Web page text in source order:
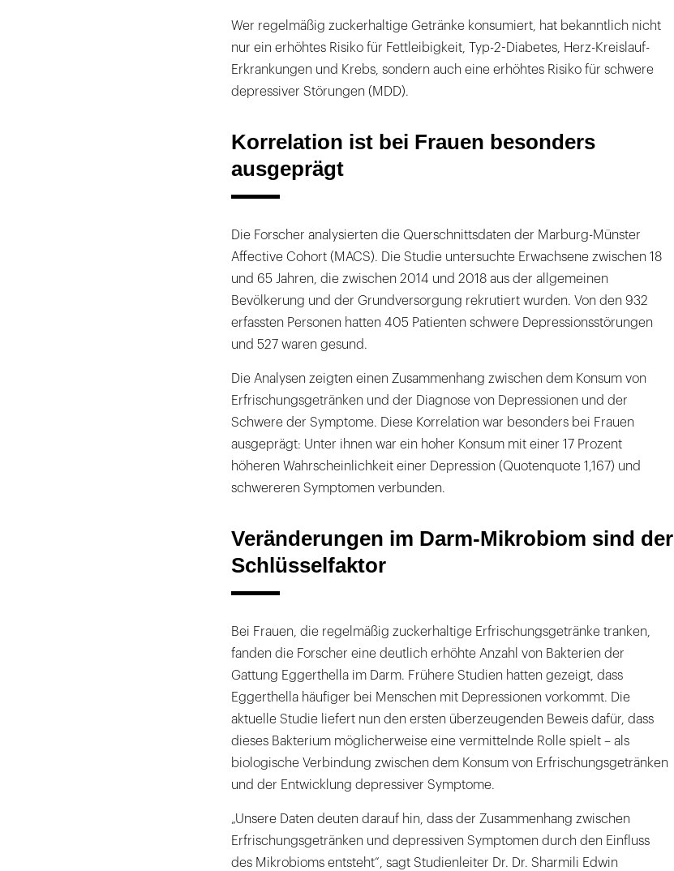
Wer regelmäßig zuckerhaltige Getränke konsumiert, hat bekanntlich nicht
nur ein erhöhtes Risiko für Fettleibigkeit, Typ-2-Diabetes, Herz-Kreislauf-
Erkrankungen und Krebs, sondern auch eine erhöhtes Risiko für schwere
depressiver Störungen (MDD).
Korrelation ist bei Frauen besonders
ausgeprägt
Die Forscher analysierten die Querschnittsdaten der Marburg-Münster
Affective Cohort (MACS). Die Studie untersuchte Erwachsene zwischen 18
und 65 Jahren, die zwischen 2014 und 2018 aus der allgemeinen
Bevölkerung und der Grundversorgung rekrutiert wurden. Von den 932
erfassten Personen hatten 405 Patienten schwere Depressionsstörungen
und 527 waren gesund.
Die Analysen zeigten einen Zusammenhang zwischen dem Konsum von
Erfrischungsgetränken und der Diagnose von Depressionen und der
Schwere der Symptome. Diese Korrelation war besonders bei Frauen
ausgeprägt: Unter ihnen war ein hoher Konsum mit einer 17 Prozent
höheren Wahrscheinlichkeit einer Depression (Quotenquote 1,167) und
schwereren Symptomen verbunden.
Veränderungen im Darm-Mikrobiom sind der
Schlüsselfaktor
Bei Frauen, die regelmäßig zuckerhaltige Erfrischungsgetränke tranken,
fanden die Forscher eine deutlich erhöhte Anzahl von Bakterien der
Gattung Eggerthella im Darm. Frühere Studien hatten gezeigt, dass
Eggerthella häufiger bei Menschen mit Depressionen vorkommt. Die
aktuelle Studie liefert nun den ersten überzeugenden Beweis dafür, dass
dieses Bakterium möglicherweise eine vermittelnde Rolle spielt – als
biologische Verbindung zwischen dem Konsum von Erfrischungsgetränken
und der Entwicklung depressiver Symptome.
„Unsere Daten deuten darauf hin, dass der Zusammenhang zwischen
Erfrischungsgetränken und depressiven Symptomen durch den Einfluss
des Mikrobioms entsteht“, sagt Studienleiter Dr. Dr. Sharmili Edwin